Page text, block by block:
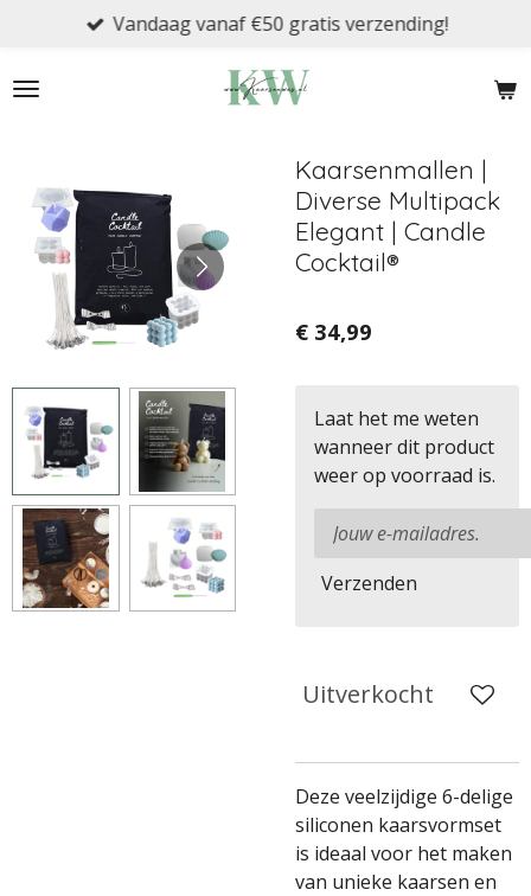
naar
Vandaag vanaf €50 gratis verzending!
Kaarsenmallen |
Diverse Multipack
Elegant | Candle
Cocktail®
€ 34,99
Laat het me weten
wanneer dit product
weer op voorraad is.
Verzenden
Uitverkocht
Deze veelzijdige 6-delige
siliconen kaarsvormset
is ideaal voor het maken
van unieke kaarsen en